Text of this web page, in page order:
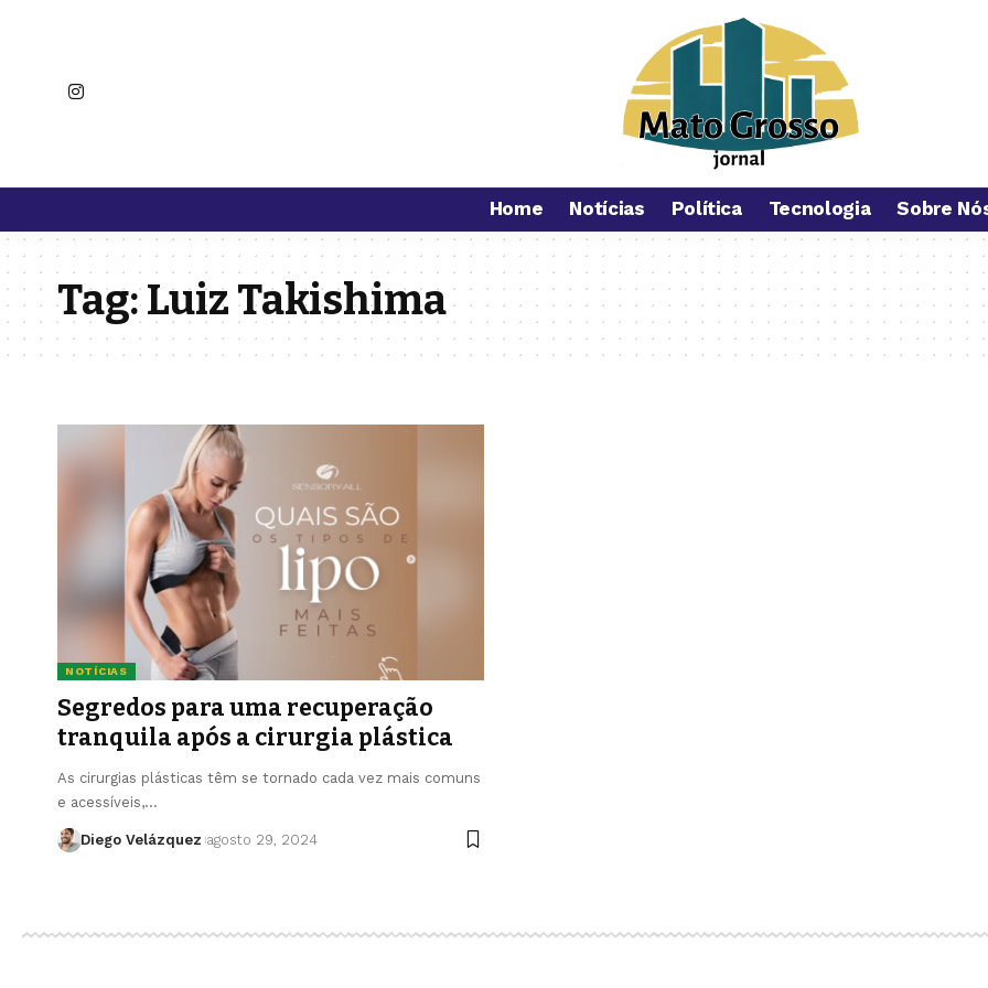
Home Notícias Política Tecnologia Sobre
Tag:Luiz Takishima
NOTÍCIAS
Segredos para uma recuperação
tranquila após a cirurgia plástica
As cirurgias plásticas têm se tornado cada vez mais comuns
e acessíveis,…
Diego Velázquez agosto 29, 2024